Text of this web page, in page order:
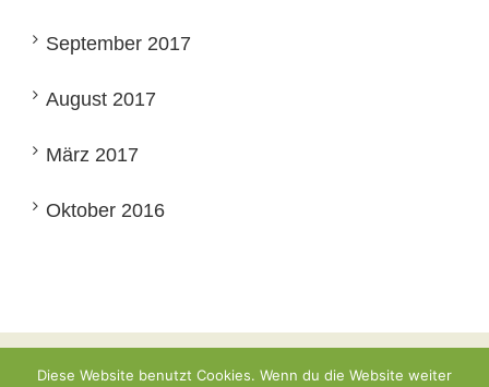
September 2017
August 2017
März 2017
Oktober 2016
Diese Website benutzt Cookies. Wenn du die Website weiter